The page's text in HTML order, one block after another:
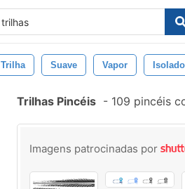
Trilha Suave Vapor Isolado
Trilhas Pincéis - 109 pincéis
Imagens patrocinadas por